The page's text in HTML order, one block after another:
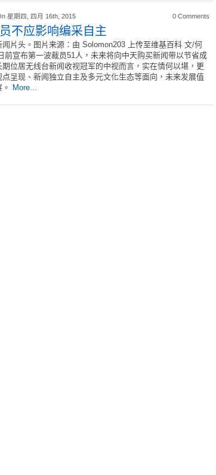
星期四, 四月 16th, 2015 0 Comments
不应影响编采自主
闻片头。图片来源：由 Solomon203 上传至维基百科 文/何
前宣布第一波裁员51人，未来将向中天购买新闻带以节省成
期位居无线台新闻收视冠军的中视而言，实在情何以堪，更
点呈现、新闻独立自主及多元文化生态等面向，未来发展值
More...